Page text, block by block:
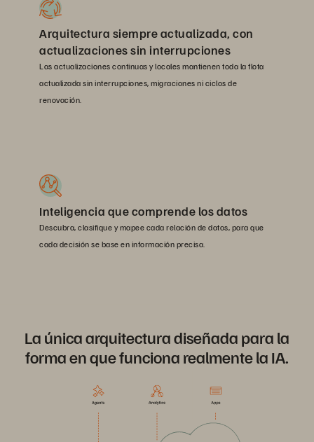
Arquitectura siempre actualizada, con
actualizaciones sin interrupciones
Las actualizaciones continuas y locales mantienen toda la flota
actualizada sin interrupciones, migraciones ni ciclos de
renovación.
Inteligencia que comprende los datos
Descubra, clasifique y mapee cada relación de datos, para que
cada decisión se base en información precisa.
La única arquitectura diseñada para la
forma en que funciona realmente la IA.